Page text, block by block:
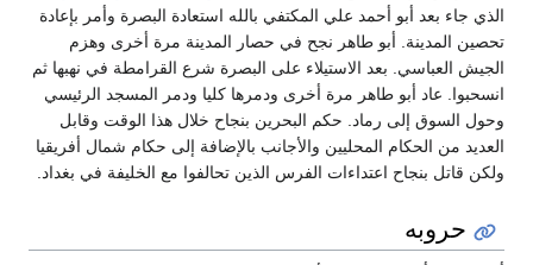
جاء بعد أبو أحمد علي المكتفي بالله استعادة البصرة وأمر بإعادة
المدينة. أبو طاهر نجح في حصار المدينة مرة أخرى وهزم
العباسي. بعد الاستيلاء على البصرة شرع القرامطة في نهبها ثم
عاد أبو طاهر مرة أخرى ودمرها كليا ودمر المسجد الرئيسي
السوق إلى رماد. حكم البحرين بنجاح خلال هذا الوقت وقابل
من الحكام المحليين والأجانب بالإضافة إلى حكام شمال أفريقيا
قاتل بنجاح اعتداءات الفرس الذين تحالفوا مع الخليفة في بغداد.
حروبه